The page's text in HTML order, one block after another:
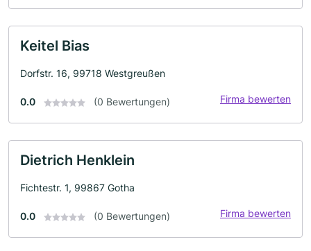
Keitel Bias
Dorfstr. 16, 99718 Westgreußen
0.0 (0 Bewertungen) Firma bewerten
Dietrich Henklein
Fichtestr. 1, 99867 Gotha
0.0 (0 Bewertungen) Firma bewerten